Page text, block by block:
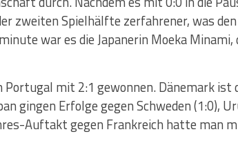
zweiten Spielhälfte zerfahrener, was
war es die Japanerin Moeka Minami,
Portugal mit 2:1 gewonnen. Dänemark ist
gingen Erfolge gegen Schweden (1:0),
Auftakt gegen Frankreich hatte man